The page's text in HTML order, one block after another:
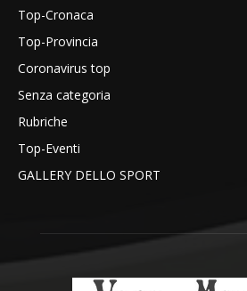
Top-Cronaca
Top-Provincia
Coronavirus top
Senza categoria
Rubriche
Top-Eventi
GALLERY DELLO SPORT